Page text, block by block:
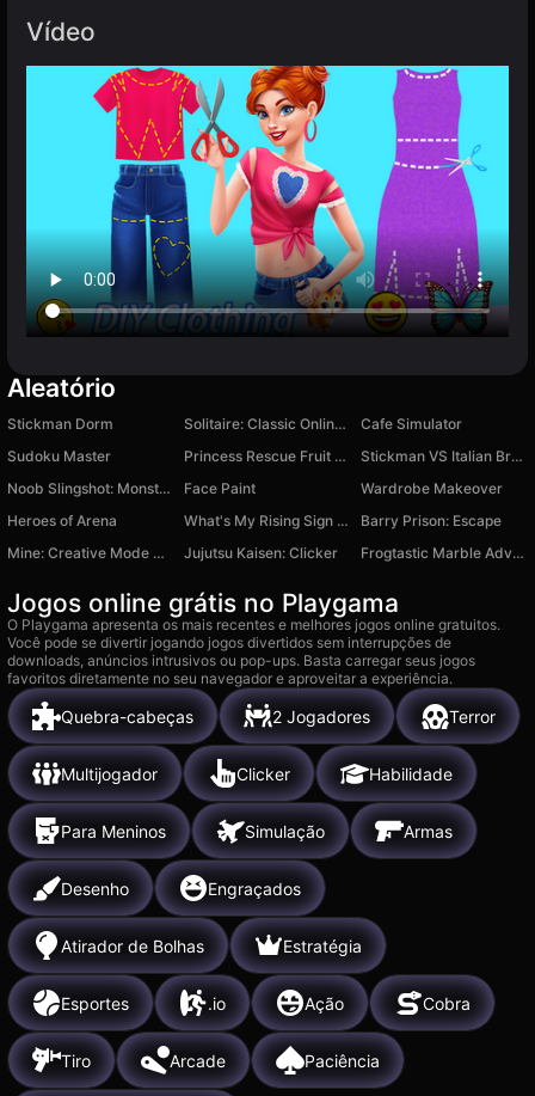
Vídeo
Aleatório
Stickman Dorm Solitaire: Classic Online Card Game!
Cafe Simulator
Sudoku Master
Princess Rescue Fruit Connect
Stickman VS Italian Brainrot Fighters
Noob Slingshot: Monsters
Face Paint
Wardrobe Makeover
Heroes of Arena
What's My Rising Sign Quiz
Barry Prison: Escape
Mine: Creative Mode Online
Jujutsu Kaisen: Clicker Frogtastic Marble Adventure
Jogos online grátis no Playgama
O Playgama apresenta os mais recentes e melhores jogos online gratuitos.
Você pode se divertir jogando jogos divertidos sem interrupções de
downloads, anúncios intrusivos ou pop-ups. Basta carregar seus jogos
favoritos diretamente no seu navegador e aproveitar a experiência.
Quebra-cabeças 2 Jogadores Terror
Multijogador Clicker Habilidade
Para Meninos Simulação Armas
Desenho Engraçados
Atirador de Bolhas Estratégia
Esportes .io Ação Cobra
Tiro Arcade Paciência